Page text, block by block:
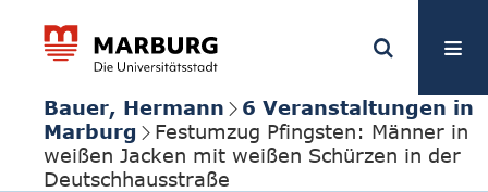
Bauer, Hermann
6 Veranstaltungen in
Marburg
Festumzug Pfingsten: Männer in
weißen Jacken mit weißen Schürzen in der
Deutschhausstraße